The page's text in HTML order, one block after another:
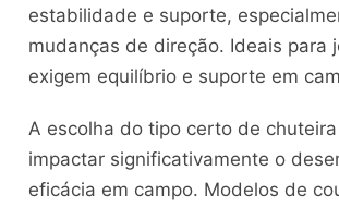
estabilidade e suporte,
mudanças de direção. Ideais para
exigem equilíbrio e suporte em
A escolha do tipo certo de
impactar significativamente o
eficácia em campo. Modelos de